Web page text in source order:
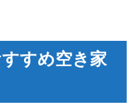
すめ空き家